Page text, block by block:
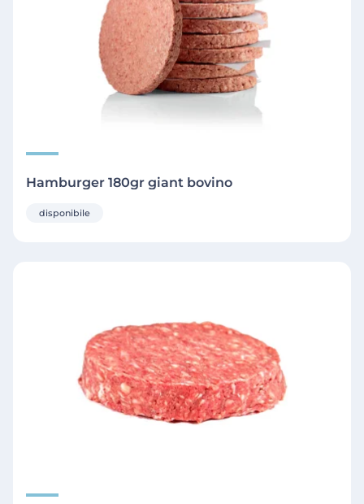
Hamburger 180gr giant bovino
disponibile